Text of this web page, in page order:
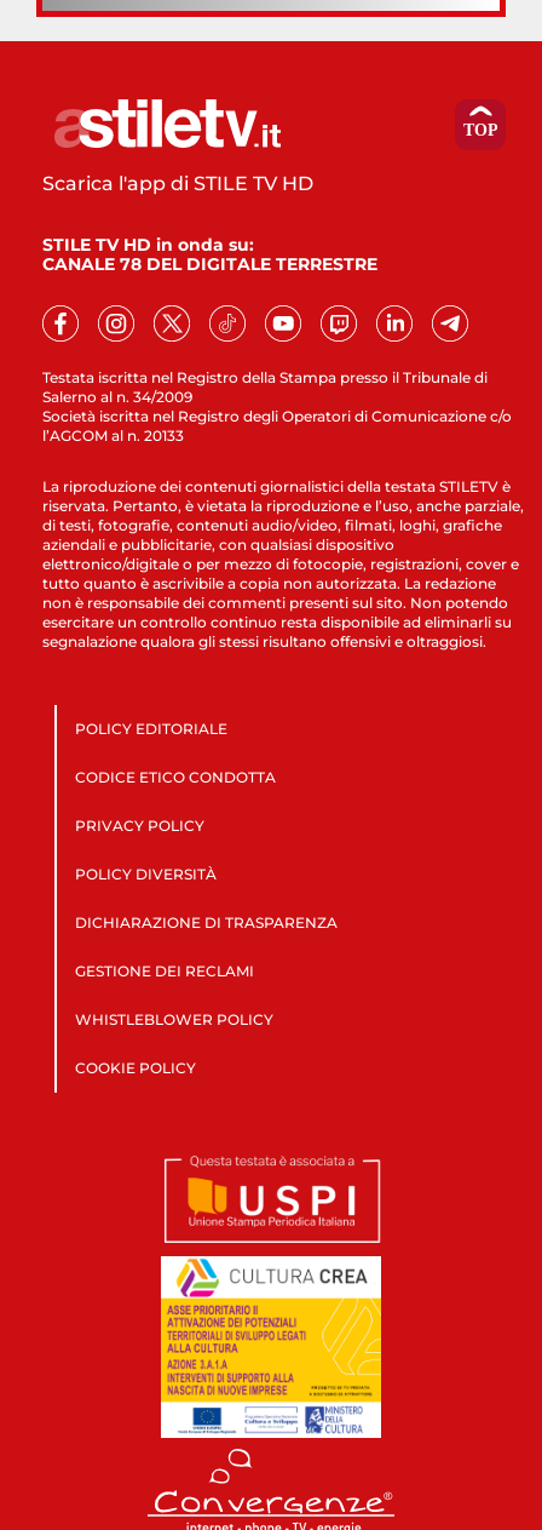
Testata iscritta nel Registro della Stampa presso il Tribunale di
Salerno al n. 34/2009
Società iscritta nel Registro degli Operatori di Comunicazione c/o
l’AGCOM al n. 20133
Scarica l'app di STILE TV HD
STILE TV HD in onda su:
CANALE 78 DEL DIGITALE TERRESTRE
La riproduzione dei contenuti giornalistici della testata STILETV è
riservata. Pertanto, è vietata la riproduzione e l’uso, anche parziale,
di testi, fotografie, contenuti audio/video, filmati, loghi, grafiche
aziendali e pubblicitarie, con qualsiasi dispositivo
elettronico/digitale o per mezzo di fotocopie, registrazioni, cover e
tutto quanto è ascrivibile a copia non autorizzata. La redazione
non è responsabile dei commenti presenti sul sito. Non potendo
esercitare un controllo continuo resta disponibile ad eliminarli su
segnalazione qualora gli stessi risultano offensivi e oltraggiosi.
POLICY EDITORIALE
CODICE ETICO CONDOTTA
PRIVACY POLICY
POLICY DIVERSITÀ
DICHIARAZIONE DI TRASPARENZA
GESTIONE DEI RECLAMI
WHISTLEBLOWER POLICY
COOKIE POLICY